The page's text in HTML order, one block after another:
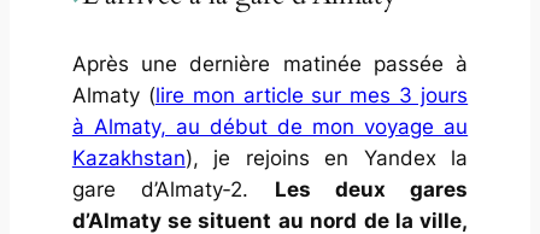
Après une dernière matinée passée à
Almaty (lire mon article sur mes 3 jours
à Almaty, au début de mon voyage au
Kazakhstan), je rejoins en Yandex la
gare d’Almaty‑2. Les deux gares
d’Almaty se situent au nord de la ville,